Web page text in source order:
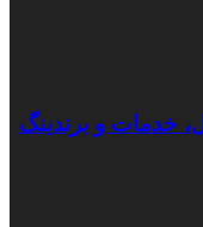
خدمات و برندینگ